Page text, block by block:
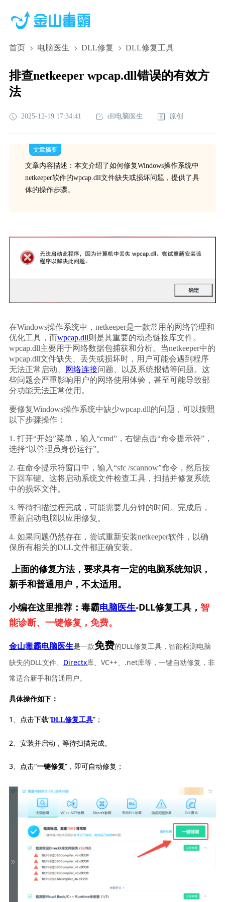
首页 电脑医生 DLL修复 DLL修复工具
排查netkeeper wpcap.dll错误的有效方
法
2025-12-19 17:34:41 dll电脑医生 原创
文章摘要
文章内容描述：本文介绍了如何修复Windows操作系统中
netkeeper软件的wpcap.dll文件缺失或损坏问题，提供了具
体的操作步骤。
在Windows操作系统中，netkeeper是一款常用的网络管理和
优化工具，而wpcap.dll则是其重要的动态链接库文件。
wpcap.dll主要用于网络数据包捕获和分析。当netkeeper中的
wpcap.dll文件缺失、丢失或损坏时，用户可能会遇到程序
无法正常启动、
网络连接问题、以及系统报错等问题。这
些问题会严重影响用户的网络使用体验，甚至可能导致部
分功能无法正常使用。
要修复Windows操作系统中缺少wpcap.dll的问题，可以按照
以下步骤操作：
1. 打开“开始”菜单，输入“cmd”，右键点击“命令提示符”，
选择“以管理员身份运行”。
2. 在命令提示符窗口中，输入“sfc /scannow”命令，然后按
下回车键。这将启动系统文件检查工具，扫描并修复系统
中的损坏文件。
3. 等待扫描过程完成，可能需要几分钟的时间。完成后，
重新启动电脑以应用修复。
4. 如果问题仍然存在，尝试重新安装netkeeper软件，以确
保所有相关的DLL文件都正确安装。
上面的修复方法，要求具有一定的电脑系统知识，
新手和普通用户，不太适用。
小编在这里推荐：毒霸电脑医生-DLL修复工具， 智
能诊断、一键修复，免费。
金山毒霸电脑医生是一款免费的DLL修复工具，智能检测电脑
缺失的DLL文件、 Directx库、VC++、.net库等，一键自动修复，非
常适合新手和普通用户。
具体操作如下：
1、点击下载“DLL修复工具”；
2、安装并启动，等待扫描完成。
3、点击“一键修复”，即可自动修复；